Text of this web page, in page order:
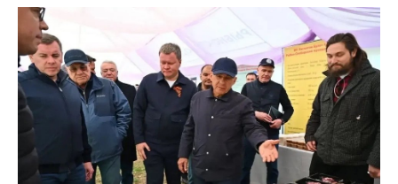
КОМУ ПРИНАДЛЕЖАТ
ТОРГОВЫЕ ЦЕНТРЫ
ТАТАРСТАНА
БЮДЖЕТ
ИНВЕСТИЦИИ
АГРОПРОМ
МАШИНОСТРОЕНИЕ
НЕФТЕХИМИЯ
НЕФТЬ
ОПК
НОВОСТИ АВТО
БИЗНЕС
НОВОСТИ БИЗНЕСА
РОЗНИЧНАЯ ТОРГОВЛЯ
ТРАНСПОРТ
ТЕХНОЛОГИИ
НОВОСТИ ТЕХНОЛОГИЙ
IT
МЕРОПРИЯТИЯ
НОВОСТИ МЕРОПРИЯТИЙ
СПОРТ